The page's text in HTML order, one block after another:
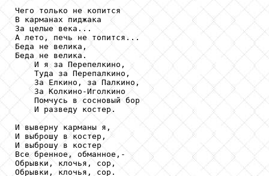
Чего только не копится
В карманах пиджака
За целые века...
А лето, печь не топится...
Беда не велика,
Беда не велика.
    И я за Перепелкино,
    Туда за Перепалкино,
    За Елкино, за Палкино,
    За Колкино-Иголкино
    Помчусь в сосновый бор
    И разведу костер.
И выверну карманы я,
И выброшу в костер,
И выброшу в костер
Все бренное, обманное,-
Обрывки, клочья, сор,
Обрывки, клочья, сор.